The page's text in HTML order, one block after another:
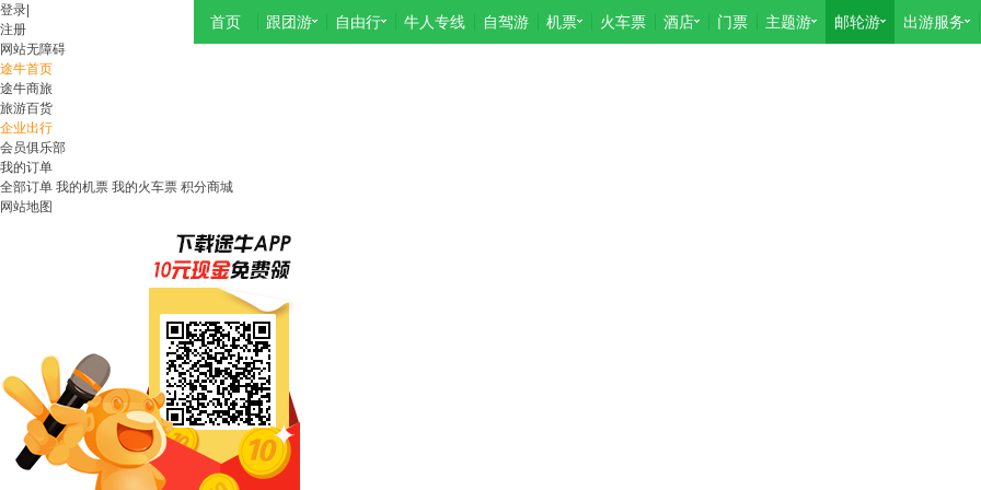
登录
注册
网站无障碍
途牛首页
途牛商旅
旅游百货
企业出行
会员俱乐部
我的订单
全部订单 我的机票 我的火车票 积分商城
网站地图
首页 跟团游 自由行 牛人专线 自驾游 机票 火车票 酒店 门票 主题游 邮轮游 出游服务